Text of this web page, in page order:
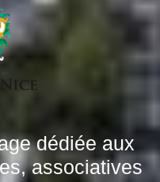
dédiée aux
associatives